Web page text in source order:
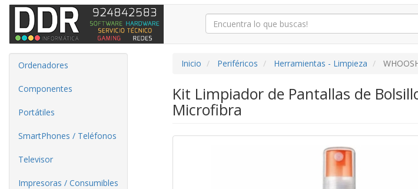
Ordenadores
Componentes
Portátiles
SmartPhones / Teléfonos
Televisor
Impresoras / Consumibles
Inicio Periféricos Herramientas - Limpieza
Kit Limpiador de Pantallas de
Microfibra